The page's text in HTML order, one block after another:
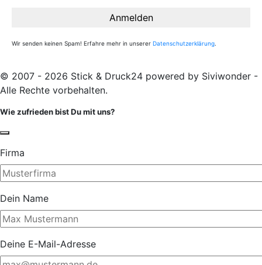
Wir senden keinen Spam! Erfahre mehr in unserer Datenschutzerklärung.
© 2007 - 2026 Stick & Druck24 powered by Siviwonder -
Alle Rechte vorbehalten.
Wie zufrieden bist Du mit uns?
Firma
Dein Name
Deine E-Mail-Adresse